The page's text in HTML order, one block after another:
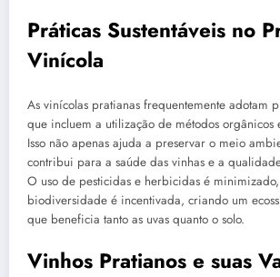
Práticas Sustentáveis no
Vinícola
As vinícolas pratianas frequentemente adotam
que incluem a utilização de métodos orgânicos
Isso não apenas ajuda a preservar o meio
contribui para a saúde das vinhas e a
O uso de pesticidas e herbicidas é
biodiversidade é incentivada, criando um
que beneficia tanto as uvas quanto o solo.
Vinhos Pratianos e suas